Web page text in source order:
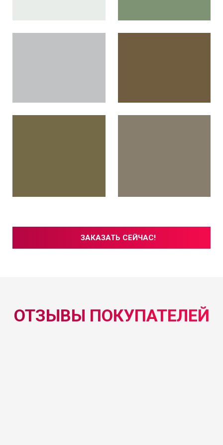
ЗАКАЗАТЬ СЕЙЧАС!
ОТЗЫВЫ ПОКУПАТЕЛЕЙ